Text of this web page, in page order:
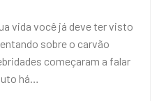
vida você já deve ter visto
sobre o carvão
começaram a falar
há…